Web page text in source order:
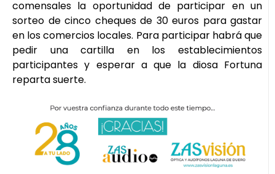
comensales la oportunidad de participar en un
sorteo de cinco cheques de 30 euros para gastar
en los comercios locales. Para participar habrá que
pedir una cartilla en los establecimientos
participantes y esperar a que la diosa Fortuna
reparta suerte.